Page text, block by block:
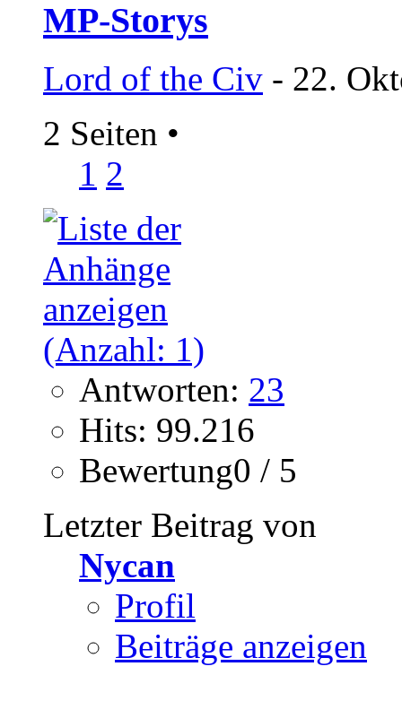
MP-Storys
Lord of the Civ - 22.
2 Seiten •
1 2
Antworten: 23
Hits: 99.216
Bewertung0 / 5
Letzter Beitrag von
Nycan
Profil
Beiträge anzeigen